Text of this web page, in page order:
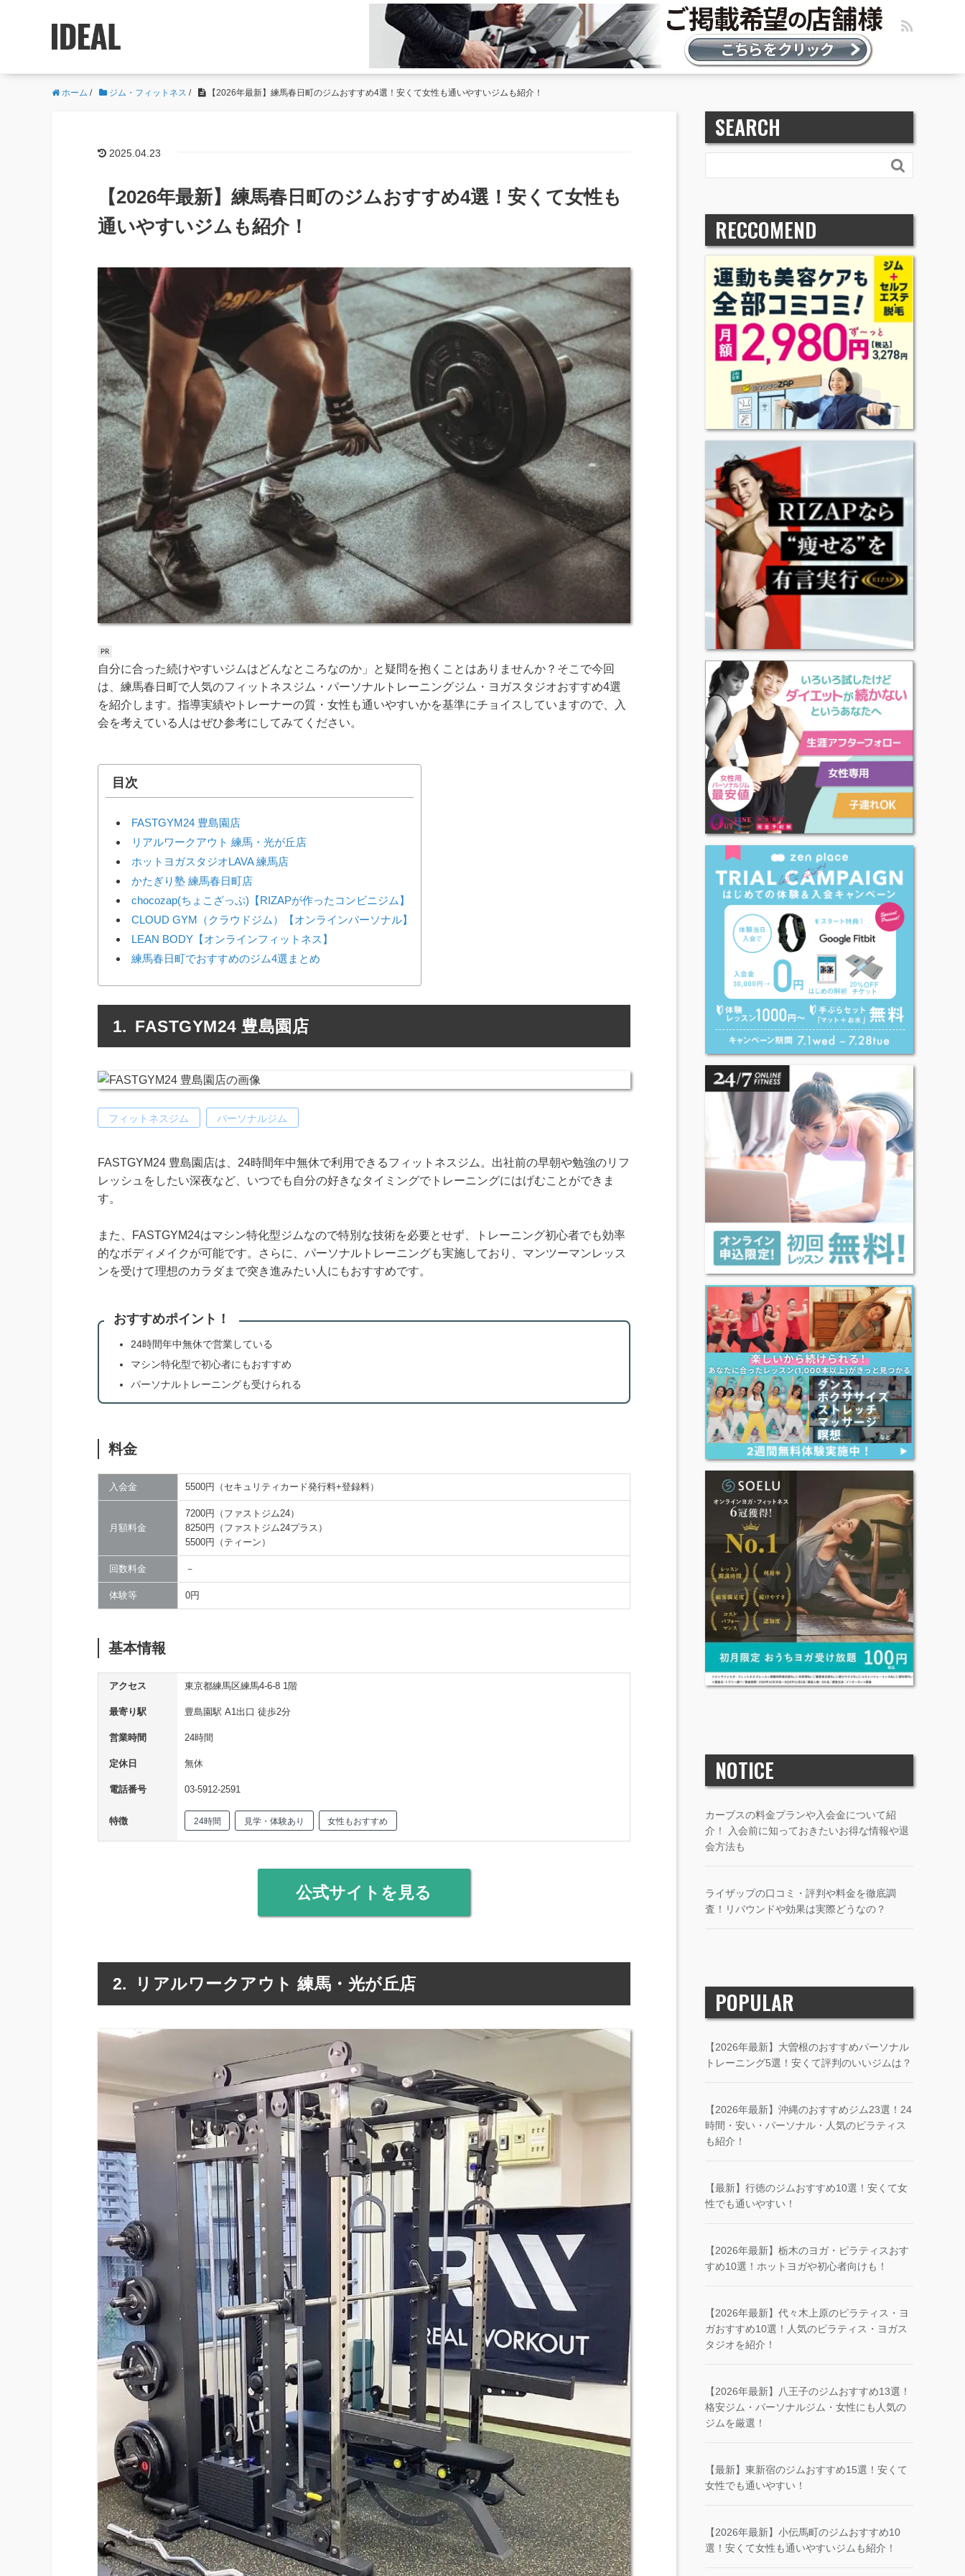
ホーム / ジム・フィットネス / 【2026年最新】練馬春日町のジムおすすめ4選！安くて女性も通いやすいジムも紹介！
2025.04.23
【2026年最新】練馬春日町のジムおすすめ4選！安くて女性も
通いやすいジムも紹介！
自分に合った続けやすいジムはどんなところなのか」と疑問を抱くことはありませんか？そこで今回
は、練馬春日町で人気のフィットネスジム・パーソナルトレーニングジム・ヨガスタジオおすすめ4選
を紹介します。指導実績やトレーナーの質・女性も通いやすいかを基準にチョイスしていますので、入
会を考えている人はぜひ参考にしてみてください。
目次
FASTGYM24 豊島園店
リアルワークアウト 練馬・光が丘店
ホットヨガスタジオLAVA 練馬店
かたぎり塾 練馬春日町店
chocozap(ちょこざっぷ)【RIZAPが作ったコンビニジム】
CLOUD GYM（クラウドジム）【オンラインパーソナル】
LEAN BODY【オンラインフィットネス】
練馬春日町でおすすめのジム4選まとめ
FASTGYM24 豊島園店
フィットネスジム パーソナルジム
FASTGYM24 豊島園店は、24時間年中無休で利用できるフィットネスジム。出社前の早朝や勉強のリフ
レッシュをしたい深夜など、いつでも自分の好きなタイミングでトレーニングにはげむことができま
す。
また、FASTGYM24はマシン特化型ジムなので特別な技術を必要とせず、トレーニング初心者でも効率
的なボディメイクが可能です。さらに、パーソナルトレーニングも実施しており、マンツーマンレッス
ンを受けて理想のカラダまで突き進みたい人にもおすすめです。
おすすめポイント！
24時間年中無休で営業している
マシン特化型で初心者にもおすすめ
パーソナルトレーニングも受けられる
料金
入会金 5500円（セキュリティカード発行料+登録料）
月額料金
7200円（ファストジム24）
8250円（ファストジム24プラス）
5500円（ティーン）
回数料金 －
体験等 0円
基本情報
アクセス 東京都練馬区練馬4-6-8 1階
最寄り駅 豊島園駅 A1出口 徒歩2分
営業時間 24時間
定休日 無休
電話番号 03-5912-2591
特徴 24時間 見学・体験あり 女性もおすすめ
公式サイトを見る
リアルワークアウト 練馬・光が丘店
SEARCH

RECCOMEND
NOTICE
カーブスの料金プランや入会金について紹
介！ 入会前に知っておきたいお得な情報や退
会方法も
ライザップの口コミ・評判や料金を徹底調
査！リバウンドや効果は実際どうなの？
POPULAR
【2026年最新】大曽根のおすすめパーソナル
トレーニング5選！安くて評判のいいジムは？
【2026年最新】沖縄のおすすめジム23選！24
時間・安い・パーソナル・人気のピラティス
も紹介！
【最新】行徳のジムおすすめ10選！安くて女
性でも通いやすい！
【2026年最新】栃木のヨガ・ピラティスおす
すめ10選！ホットヨガや初心者向けも！
【2026年最新】代々木上原のピラティス・ヨ
ガおすすめ10選！人気のピラティス・ヨガス
タジオを紹介！
【2026年最新】八王子のジムおすすめ13選！
格安ジム・パーソナルジム・女性にも人気の
ジムを厳選！
【最新】東新宿のジムおすすめ15選！安くて
女性でも通いやすい！
【2026年最新】小伝馬町のジムおすすめ10
選！安くて女性も通いやすいジムも紹介！